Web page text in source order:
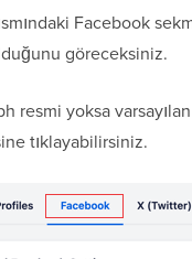
Facebook
göreceksiniz.
resmi yoksa
tıklayabilirsiniz.